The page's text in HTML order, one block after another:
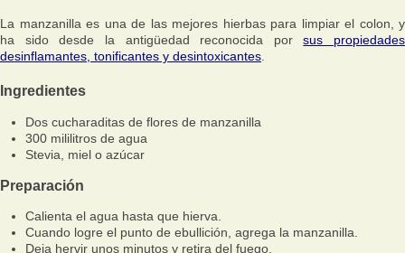
La manzanilla es una de las mejores hierbas para limpiar el colon, y
ha sido desde la antigüedad reconocida porsus propiedades
desinflamantes, tonificantes y desintoxicantes.
Ingredientes
Dos cucharaditas de flores de manzanilla
300 mililitros de agua
Stevia, miel o azúcar
Preparación
Calienta el agua hasta que hierva.
Cuando logre el punto de ebullición, agrega la manzanilla.
Deja hervir unos minutos y retira del fuego.